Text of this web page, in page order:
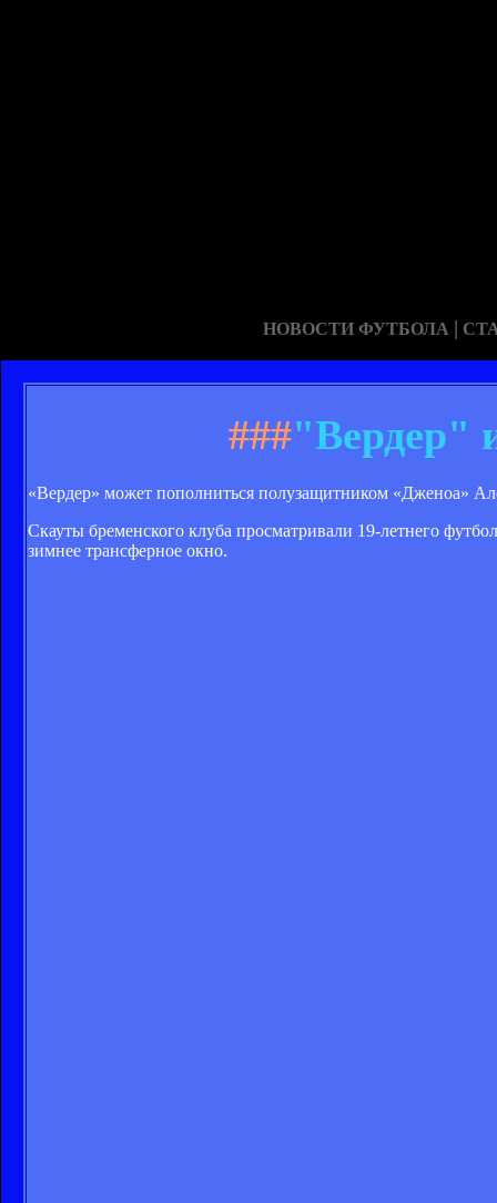
НОВОСТИ ФУТБОЛА |
###"Вердер"
«Вердер» может пополниться полузащитником «Дженоа»
Скауты бременского клуба просматривали 19-летнего
зимнее трансферное окно.